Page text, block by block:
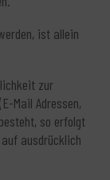
ist allein
zur
Mail Adressen,
so erfolgt
ausdrücklich